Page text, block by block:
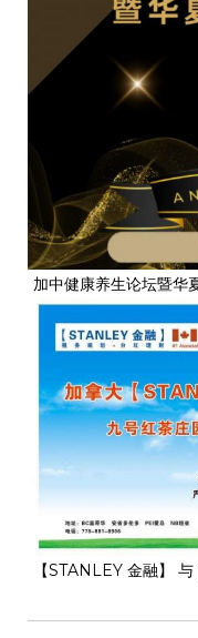
加中健康养生论坛暨华
【STANLEY 金融】